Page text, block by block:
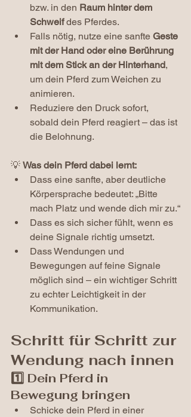
bzw. in den Raum hinter dem
Schweif des Pferdes.
Falls nötig, nutze eine sanfte Geste
mit der Hand oder eine Berührung
mit dem Stick an der Hinterhand,
um dein Pferd zum Weichen zu
animieren.
Reduziere den Druck sofort,
sobald dein Pferd reagiert – das ist
die Belohnung.
💡 Was dein Pferd dabei lernt:
Dass eine sanfte, aber deutliche
Körpersprache bedeutet: „Bitte
mach Platz und wende dich mir zu.“
Dass es sich sicher fühlt, wenn es
deine Signale richtig umsetzt.
Dass Wendungen und
Bewegungen auf feine Signale
möglich sind – ein wichtiger Schritt
zu echter Leichtigkeit in der
Kommunikation.
Schritt für Schritt zur
Wendung nach innen
1️⃣ Dein Pferd in
Bewegung bringen
Schicke dein Pferd in einer